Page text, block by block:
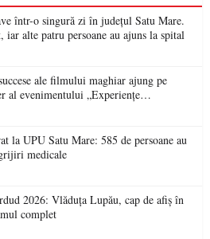
într-o singură zi în județul Satu Mare.
iar alte patru persoane au ajuns la spital
ale filmului maghiar ajung pe
al evenimentului „Experiențe
la UPU Satu Mare: 585 de persoane au
medicale
2026: Vlăduța Lupău, cap de afiș în
complet